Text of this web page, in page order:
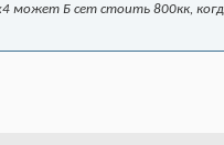
может Б сет стоить 800кк,